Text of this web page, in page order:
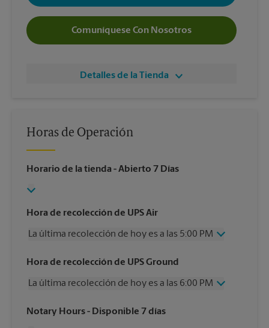
Comuníquese Con Nosotros
Detalles de la Tienda
Horas de Operación
Horario de la tienda - Abierto 7 Días
Hora de recolección de UPS Air
La última recolección de hoy es a las 5:00 PM
Miércoles
5:00 PM
Viernes
5:00 PM
Domingo
Sin Recolección
Hora de recolección de UPS Ground
La última recolección de hoy es a las 6:00 PM
Miércoles
6:00 PM
Notary Hours- Disponible 7 días